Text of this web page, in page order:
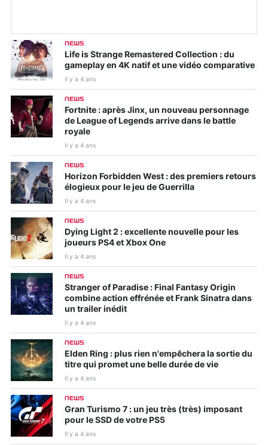
NEWS
Life is Strange Remastered Collection : du
gameplay en 4K natif et une vidéo comparative
Il y a 4 ans
NEWS
Fortnite : après Jinx, un nouveau personnage
de League of Legends arrive dans le battle
royale
Il y a 4 ans
NEWS
Horizon Forbidden West : des premiers retours
élogieux pour le jeu de Guerrilla
Il y a 4 ans
NEWS
Dying Light 2 : excellente nouvelle pour les
joueurs PS4 et Xbox One
Il y a 4 ans
NEWS
Stranger of Paradise : Final Fantasy Origin
combine action effrénée et Frank Sinatra dans
un trailer inédit
Il y a 4 ans
NEWS
Elden Ring : plus rien n'empêchera la sortie du
titre qui promet une belle durée de vie
Il y a 4 ans
NEWS
Gran Turismo 7 : un jeu très (très) imposant
pour le SSD de votre PS5
Il y a 4 ans